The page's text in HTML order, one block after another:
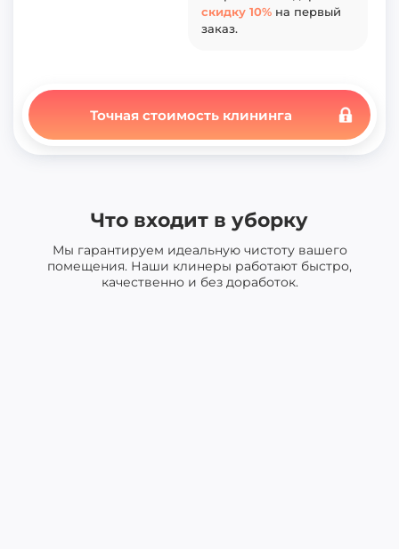
скидку 10% на первый
заказ.
Точная стоимость клининга
скидку 10% на первый
заказ.
Вам с точным расчетом.
Ответьте на 4 простых
Что входит в уборку
Мы гарантируем идеальную чистоту вашего
помещения. Наши клинеры работают быстро,
качественно и без доработок.